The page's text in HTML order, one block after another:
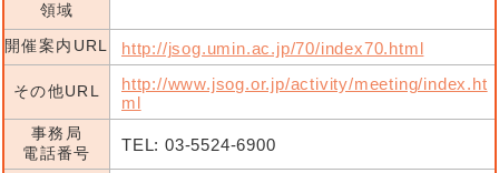
領域
開催案内URL
http://jsog.umin.ac.jp/70/index70.html
その他URL
http://www.jsog.or.jp/activity/meeting/index.ht
ml
事務局
電話番号
TEL: 03-5524-6900